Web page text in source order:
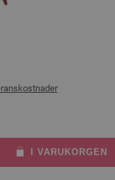
I VARUKORGEN